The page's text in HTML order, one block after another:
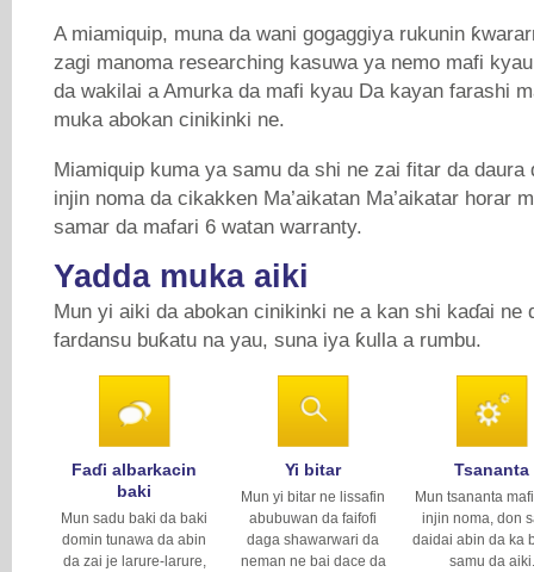
A miamiquip, muna da wani gogaggiya rukunin
zagi manoma researching kasuwa ya nemo mafi
da wakilai a Amurka da mafi kyau Da kayan farashi
muka abokan cinikinki ne.
Miamiquip kuma ya samu da shi ne zai fitar da daura
injin noma da cikakken Ma’aikatan Ma’aikatar horar
samar da mafari 6 watan warranty.
Yadda muka aiki
Mun yi aiki da abokan cinikinki ne a kan shi kaɗai ne
fardansu buƙatu na yau, suna iya ƙulla a rumbu.
Faɗi albarkacin
baki
Mun sadu baki da baki
domin tunawa da abin
da zai je larure-larure,
Yi bitar
Mun yi bitar ne lissafin
abubuwan da faifofi
daga shawarwari da
neman ne bai dace da
Tsananta
Mun tsananta
injin noma, don
daidai abin da ka
samu da aiki.